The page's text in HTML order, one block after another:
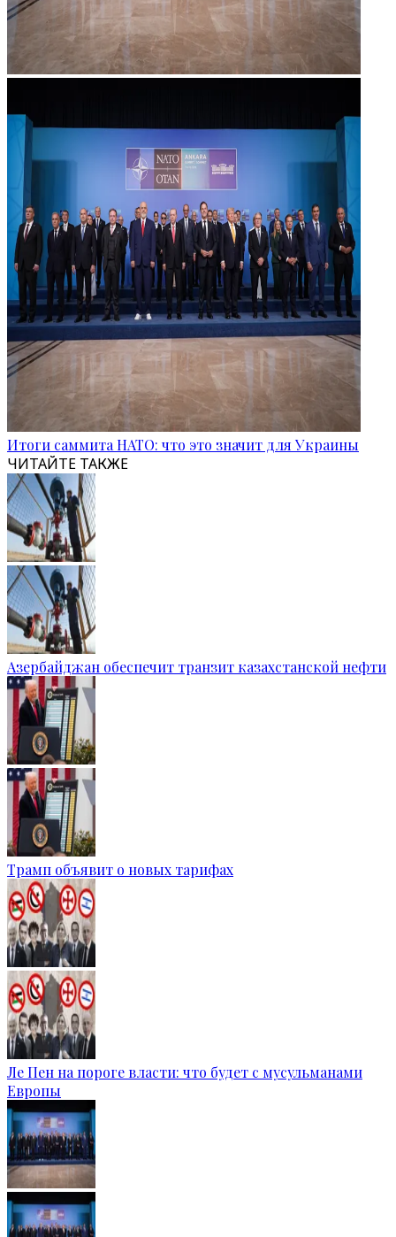
Итоги саммита НАТО: что это значит для Украины
ЧИТАЙТЕ ТАКЖЕ
Азербайджан обеспечит транзит казахстанской нефти
Трамп объявит о новых тарифах
Ле Пен на пороге власти: что будет с мусульманами
Европы